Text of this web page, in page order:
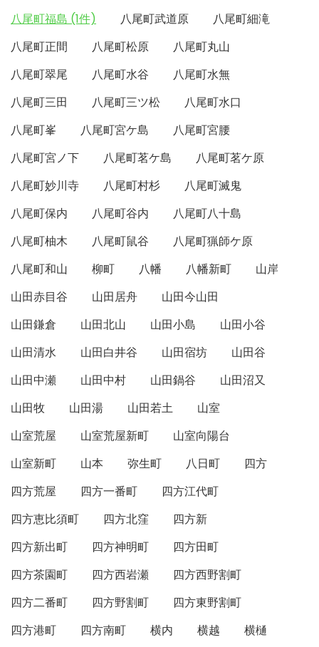
八尾町福島 (1件)
八尾町武道原
八尾町細滝
八尾町正間
八尾町松原
八尾町丸山
八尾町翠尾
八尾町水谷
八尾町水無
八尾町三田
八尾町三ツ松
八尾町水口
八尾町峯
八尾町宮ケ島
八尾町宮腰
八尾町宮ノ下
八尾町茗ケ島
八尾町茗ケ原
八尾町妙川寺
八尾町村杉
八尾町滅鬼
八尾町保内
八尾町谷内
八尾町八十島
八尾町柚木
八尾町鼠谷
八尾町猟師ケ原
八尾町和山
柳町 八幡 八幡新町
山岸
山田赤目谷
山田居舟
山田今山田
山田鎌倉
山田北山 山田小島
山田小谷
山田清水
山田白井谷 山田宿坊
山田谷
山田中瀬
山田中村 山田鍋谷
山田沼又
山田牧
山田湯 山田若土
山室
山室荒屋
山室荒屋新町
山室向陽台
山室新町
山本 弥生町 八日町
四方
四方荒屋
四方一番町
四方江代町
四方恵比須町
四方北窪
四方新
四方新出町
四方神明町
四方田町
四方茶園町
四方西岩瀬
四方西野割町
四方二番町
四方野割町
四方東野割町
四方港町
四方南町 横内 横越
横樋